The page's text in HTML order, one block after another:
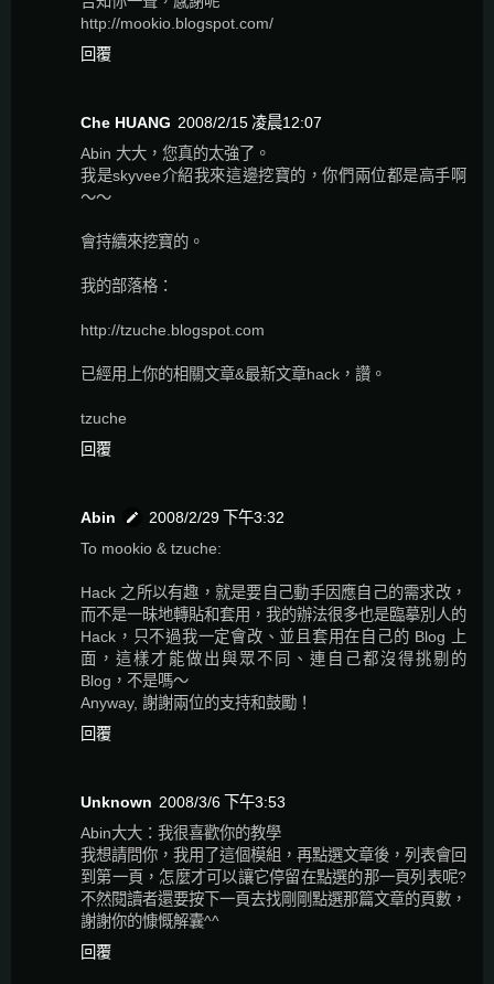
http://mookio.blogspot.com/
回覆
Che HUANG 2008/2/15 凌晨12:07
Abin 大大，您真的太強了。
我是skyvee介紹我來這邊挖寶的，你們兩位都是高手啊
～～
會持續來挖寶的。
我的部落格：
http://tzuche.blogspot.com
已經用上你的相關文章&最新文章hack，讚。
tzuche
回覆
Abin
2008/2/29 下午3:32
To mookio & tzuche:
Hack 之所以有趣，就是要自己動手因應自己的需求改，
而不是一昧地轉貼和套用，我的辦法很多也是臨摹別人的
Hack，只不過我一定會改、並且套用在自己的 Blog 上
面，這樣才能做出與眾不同、連自己都沒得挑剔的
Blog，不是嗎～
Anyway, 謝謝兩位的支持和鼓勵！
回覆
Unknown 2008/3/6 下午3:53
Abin大大：我很喜歡你的教學
我想請問你，我用了這個模組，再點選文章後，列表會回
到第一頁，怎麼才可以讓它停留在點選的那一頁列表呢?
不然閱讀者還要按下一頁去找剛剛點選那篇文章的頁數，
謝謝你的慷慨解囊^^
回覆